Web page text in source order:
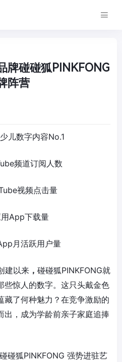
牌碰碰狐PINKFONG
阵营
儿数字内容No.1
频道订阅人数
视频点击量
App下载量
月活跃用户量
建以来 ， 碰碰狐PINKFONG就
些惊人的数字。这只头戴金色
藏了何种魅力？在竞争激励的
出，成为学龄前亲子家庭追捧